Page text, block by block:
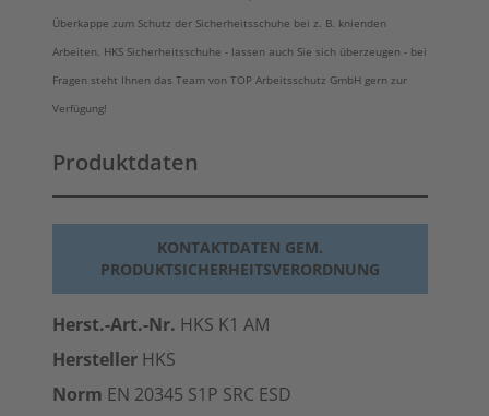
Überkappe zum Schutz der Sicherheitsschuhe bei z. B. knienden
Arbeiten. HKS Sicherheitsschuhe - lassen auch Sie sich überzeugen - bei
Fragen steht Ihnen das Team von TOP Arbeitsschutz GmbH gern zur
Verfügung!
Produktdaten
KONTAKTDATEN GEM.
PRODUKTSICHERHEITSVERORDNUNG
Herst.-Art.-Nr. HKS K1 AM
Hersteller HKS
Norm EN 20345 S1P SRC ESD